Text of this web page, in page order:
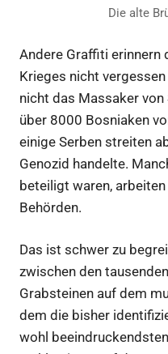
Die alte
Andere Graffiti erinnern
Krieges nicht
nicht das Massaker
über 8000 Bosniaken
einige Serben streiten
Genozid handelte.
beteiligt waren,
Behörden.
Das ist schwer zu
zwischen den
Grabsteinen auf dem
dem die bisher
wohl